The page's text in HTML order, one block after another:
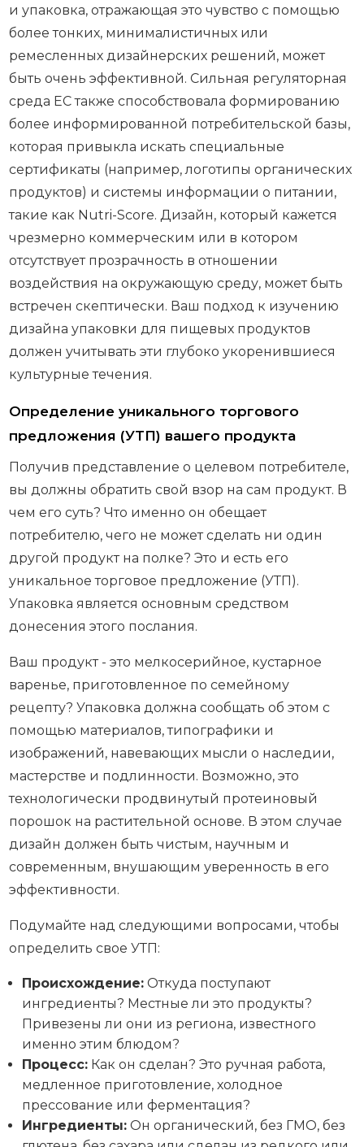
и упаковка, отражающая это чувство с помощью
более тонких, минималистичных или
ремесленных дизайнерских решений, может
быть очень эффективной. Сильная регуляторная
среда ЕС также способствовала формированию
более информированной потребительской базы,
которая привыкла искать специальные
сертификаты (например, логотипы органических
продуктов) и системы информации о питании,
такие как Nutri-Score. Дизайн, который кажется
чрезмерно коммерческим или в котором
отсутствует прозрачность в отношении
воздействия на окружающую среду, может быть
встречен скептически. Ваш подход к изучению
дизайна упаковки для пищевых продуктов
должен учитывать эти глубоко укоренившиеся
культурные течения.
Определение уникального торгового
предложения (УТП) вашего продукта
Получив представление о целевом потребителе,
вы должны обратить свой взор на сам продукт. В
чем его суть? Что именно он обещает
потребителю, чего не может сделать ни один
другой продукт на полке? Это и есть его
уникальное торговое предложение (УТП).
Упаковка является основным средством
донесения этого послания.
Ваш продукт - это мелкосерийное, кустарное
варенье, приготовленное по семейному
рецепту? Упаковка должна сообщать об этом с
помощью материалов, типографики и
изображений, навевающих мысли о наследии,
мастерстве и подлинности. Возможно, это
технологически продвинутый протеиновый
порошок на растительной основе. В этом случае
дизайн должен быть чистым, научным и
современным, внушающим уверенность в его
эффективности.
Подумайте над следующими вопросами, чтобы
определить свое УТП:
Происхождение: Откуда поступают
ингредиенты? Местные ли это продукты?
Привезены ли они из региона, известного
именно этим блюдом?
Процесс: Как он сделан? Это ручная работа,
медленное приготовление, холодное
прессование или ферментация?
Ингредиенты: Он органический, без ГМО, без